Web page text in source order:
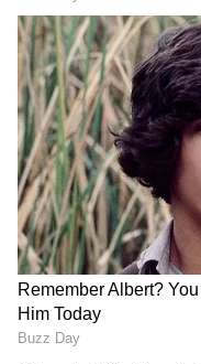
ದೂರು ದಾಖಲಾಗಿದ್ದು
ನಟ ಪ್ರಕಾಶ್ ರಾಜ್
ನಟನ ಹೇಳಿಕೆ.
ರಾಮ ಲಕ್ಷ್ಮಣ,
ಮುಳುವಾಗಿದೆ. ರಾಮ
ದಕ್ಷಿಣದ ಮೇಲೆ ದಾಳಿ
ರಾವಣನ ತೋಟದಲ್ಲಿನ
ಕಟ್ಟಿದ್ದರು. ಜೊತೆಗೆ
ಹೇಳಿಕೆ ವಿರುದ್ದ